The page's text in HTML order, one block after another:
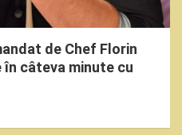
de Chef Florin
în câteva minute cu